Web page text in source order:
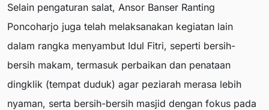
Selain pengaturan salat, Ansor Banser Ranting
Poncoharjo juga telah melaksanakan kegiatan lain
dalam rangka menyambut Idul Fitri, seperti bersih-
bersih makam, termasuk perbaikan dan penataan
dingklik (tempat duduk) agar peziarah merasa lebih
nyaman, serta bersih-bersih masjid dengan fokus pada